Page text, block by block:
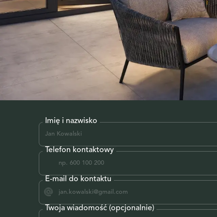
Imię i nazwisko
Telefon kontaktowy
E-mail do kontaktu
Twoja wiadomość (opcjonalnie)